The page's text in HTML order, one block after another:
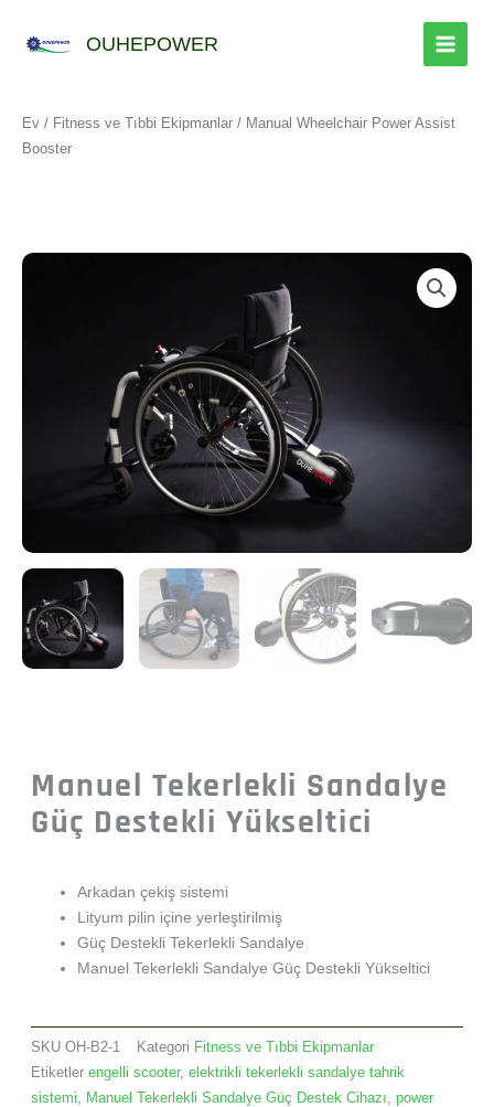
OUHEPOWER
Ev / Fitness ve Tıbbi Ekipmanlar / Manual Wheelchair Power Assist
Booster
Manuel Tekerlekli Sandalye
Güç Destekli Yükseltici
Arkadan çekiş sistemi
Lityum pilin içine yerleştirilmiş
Güç Destekli Tekerlekli Sandalye
Manuel Tekerlekli Sandalye Güç Destekli Yükseltici
SKU OH-B2-1 Kategori Fitness ve Tıbbi Ekipmanlar
Etiketler engelli scooter, elektrikli tekerlekli sandalye tahrik
sistemi
Manuel Tekerlekli Sandalye Güç Destek Cihazı
power